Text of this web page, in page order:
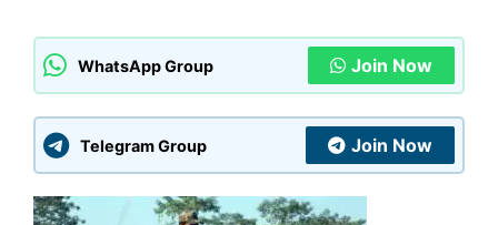
WhatsApp Group Join Now
Telegram Group Join Now